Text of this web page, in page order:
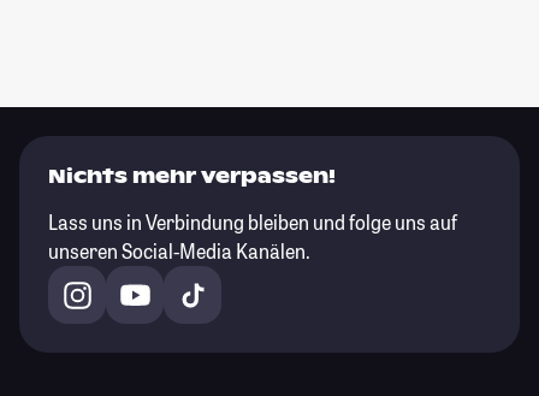
Nichts mehr verpassen!
Lass uns in Verbindung bleiben und folge uns auf
unseren Social-Media Kanälen.